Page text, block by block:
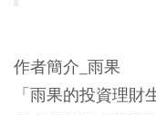
作者簡介_雨果
「雨果的投資理